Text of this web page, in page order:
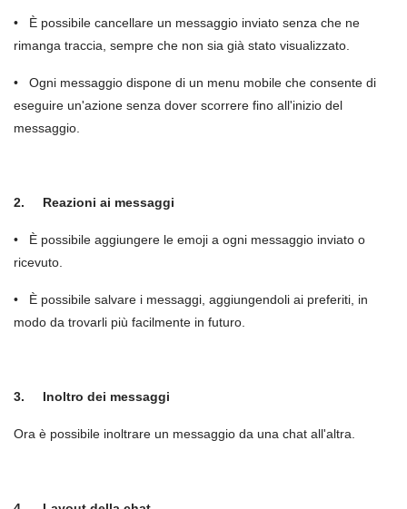
• È possibile cancellare un messaggio inviato senza che ne
rimanga traccia, sempre che non sia già stato visualizzato.
• Ogni messaggio dispone di un menu mobile che consente di
eseguire un'azione senza dover scorrere fino all'inizio del
messaggio.
2. Reazioni ai messaggi
• È possibile aggiungere le emoji a ogni messaggio inviato o
ricevuto.
• È possibile salvare i messaggi, aggiungendoli ai preferiti, in
modo da trovarli più facilmente in futuro.
3. Inoltro dei messaggi
Ora è possibile inoltrare un messaggio da una chat all'altra.